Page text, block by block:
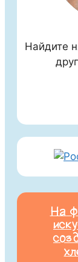
Найдите
На